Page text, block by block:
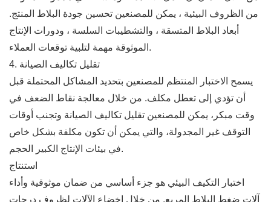
من الظروف البيئية ، يمكن للمصنعين تحسين جودة البلاط المنتج.
أبعاد البلاط المتسقة ، والتشطيبات السلسة ، ودورات الإنتاج
الموثوقة مهمة لتلبية توقعات العملاء.
4. تقليل تكاليف الصيانة
يسمح الاختبار المنتظم للمصنعين بتحديد المشاكل المحتملة قبل
أن تؤدي إلى تعطل مكلف. من خلال معالجة نقاط الضعف في
وقت مبكر، يمكن للمصنعين تقليل تكاليف الصيانة وتجنب أوقات
التوقف غير المجدولة، والتي يمكن أن تكون مكلفة بشكل خاص
في بيئات الإنتاج الكبير الحجم.
استنتاج
اختبار التكيف البيئي هو جزء أساسي من ضمان موثوقية وأداء
آلات ضغط البلاط المربع. من خلال إخضاع الآلات لظروف درجات